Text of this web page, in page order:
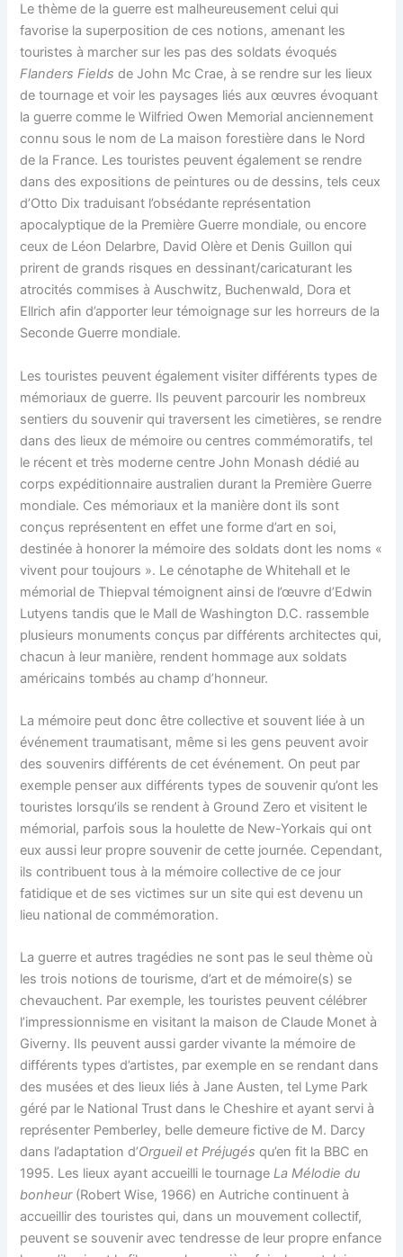
Le thème de la guerre est malheureusement celui qui
favorise la superposition de ces notions, amenant les
touristes à marcher sur les pas des soldats évoqués
Flanders Fields de John Mc Crae, à se rendre sur les lieux
de tournage et voir les paysages liés aux œuvres évoquant
la guerre comme le Wilfried Owen Memorial anciennement
connu sous le nom de La maison forestière dans le Nord
de la France. Les touristes peuvent également se rendre
dans des expositions de peintures ou de dessins, tels ceux
d’Otto Dix traduisant l’obsédante représentation
apocalyptique de la Première Guerre mondiale, ou encore
ceux de Léon Delarbre, David Olère et Denis Guillon qui
prirent de grands risques en dessinant/caricaturant les
atrocités commises à Auschwitz, Buchenwald, Dora et
Ellrich afin d’apporter leur témoignage sur les horreurs de la
Seconde Guerre mondiale.
Les touristes peuvent également visiter différents types de
mémoriaux de guerre. Ils peuvent parcourir les nombreux
sentiers du souvenir qui traversent les cimetières, se rendre
dans des lieux de mémoire ou centres commémoratifs, tel
le récent et très moderne centre John Monash dédié au
corps expéditionnaire australien durant la Première Guerre
mondiale. Ces mémoriaux et la manière dont ils sont
conçus représentent en effet une forme d’art en soi,
destinée à honorer la mémoire des soldats dont les noms «
vivent pour toujours ». Le cénotaphe de Whitehall et le
mémorial de Thiepval témoignent ainsi de l’œuvre d’Edwin
Lutyens tandis que le Mall de Washington D.C. rassemble
plusieurs monuments conçus par différents architectes qui,
chacun à leur manière, rendent hommage aux soldats
américains tombés au champ d’honneur.
La mémoire peut donc être collective et souvent liée à un
événement traumatisant, même si les gens peuvent avoir
des souvenirs différents de cet événement. On peut par
exemple penser aux différents types de souvenir qu’ont les
touristes lorsqu’ils se rendent à Ground Zero et visitent le
mémorial, parfois sous la houlette de New-Yorkais qui ont
eux aussi leur propre souvenir de cette journée. Cependant,
ils contribuent tous à la mémoire collective de ce jour
fatidique et de ses victimes sur un site qui est devenu un
lieu national de commémoration.
La guerre et autres tragédies ne sont pas le seul thème où
les trois notions de tourisme, d’art et de mémoire(s) se
chevauchent. Par exemple, les touristes peuvent célébrer
l’impressionnisme en visitant la maison de Claude Monet à
Giverny. Ils peuvent aussi garder vivante la mémoire de
différents types d’artistes, par exemple en se rendant dans
des musées et des lieux liés à Jane Austen, tel Lyme Park
géré par le National Trust dans le Cheshire et ayant servi à
représenter Pemberley, belle demeure fictive de M. Darcy
dans l’adaptation d’Orgueil et Préjugés qu’en fit la BBC en
1995. Les lieux ayant accueilli le tournageLa Mélodie du
bonheur(Robert Wise, 1966) en Autriche continuent à
accueillir des touristes qui, dans un mouvement collectif,
peuvent se souvenir avec tendresse de leur propre enfance